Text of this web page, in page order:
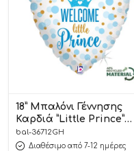
18” Μπαλόνι Γέννησης
Καρδιά ”Little Prince”
45εκ | 36712GH
bal-36712GH
Διαθέσιμο από 7-12 ημέρες